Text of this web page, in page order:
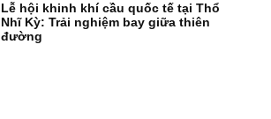
Lễ hội khinh khí cầu quốc tế tại Thổ
Nhĩ Kỳ: Trải nghiệm bay giữa thiên
đường